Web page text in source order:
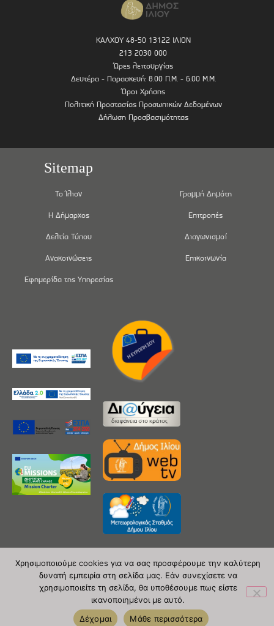
ΚΑΛΧΟΥ 48-50 13122 ΙΛΙΟΝ
213 2030 000
Ώρες λειτουργίας
Δευτέρα - Παρασκευή: 8.00 Π.Μ. - 6.00 Μ.Μ.
Όροι Χρήσης
Πολιτική Προστασίας Προσωπικών Δεδομένων
Δήλωση Προσβασιμότητας
Sitemap
Το Ίλιον
Η Δήμαρχος
Δελτία Τύπου
Ανακοινώσεις
Εφημερίδα της Υπηρεσίας
Γραμμή Δημότη
Επιτροπές
Διαγωνισμοί
Επικοινωνία
Copyright 2020 © Δήμος Ιλίου
| powered by Evolutionprojects
Χρησιμοποιούμε cookies για να σας προσφέρουμε την καλύτερη
δυνατή εμπειρία στη σελίδα μας. Εάν συνεχίσετε να
χρησιμοποιείτε τη σελίδα, θα υποθέσουμε πως είστε
ικανοποιημένοι με αυτό.
Δέχομαι
Μάθε περισσότερα